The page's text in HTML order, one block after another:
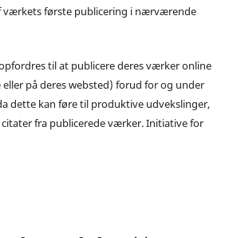
værkets første publicering i nærværende
til at publicere deres værker online
på deres websted) forud for og under
dette kan føre til produktive udvekslinger,
fra publicerede værker. Initiative for